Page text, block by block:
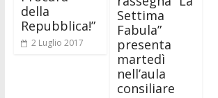
della
Repubblica!”
2 Luglio 2017
Settima
Fabula”
presenta
martedì
nell’aula
consiliare